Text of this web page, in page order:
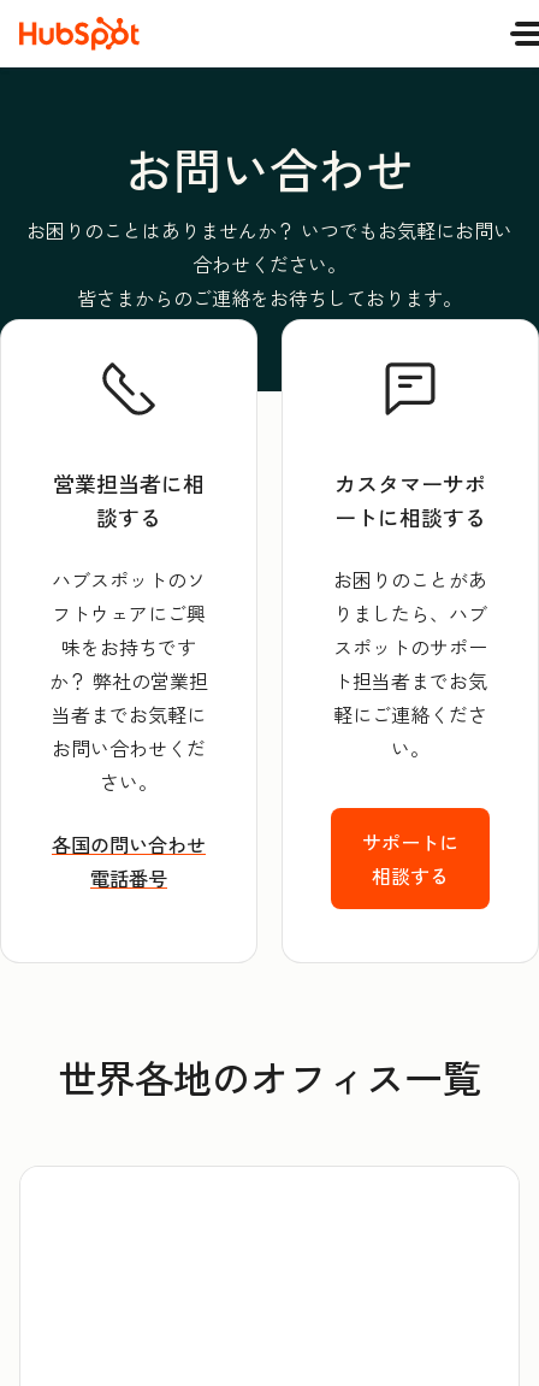
お問い合わせ
お困りのことはありませんか？ いつでもお気軽にお問い
合わせください。
皆さまからのご連絡をお待ちしております。
営業担当者に相
談する
ハブスポットのソ
フトウェアにご興
味をお持ちです
か？ 弊社の営業担
当者までお気軽に
お問い合わせくだ
さい。
各国の問い合わせ
電話番号
カスタマーサポ
ートに相談する
お困りのことがあ
りましたら、ハブ
スポットのサポー
ト担当者までお気
軽にご連絡くださ
い。
サポートに
相談する
世界各地のオフィス一覧